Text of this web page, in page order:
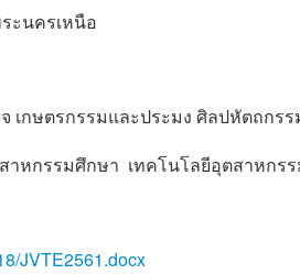
ะนครเหนือ
กษตรกรรมและประมง ศิลปหัตถกร
าหกรรมศึกษา เทคโนโลยีอุตสาหกร
JVTE2561.docx